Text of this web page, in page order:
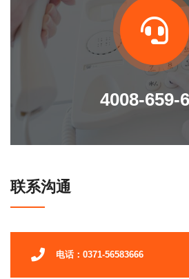
4008-659-
联系沟通
电话：0371-56583666